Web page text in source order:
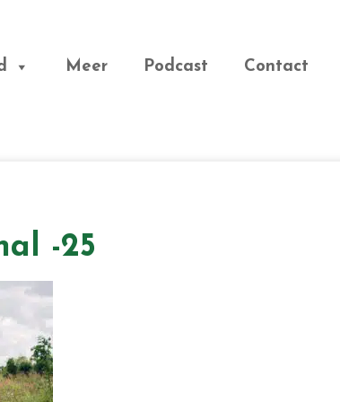
Meer Podcast Contact
-25